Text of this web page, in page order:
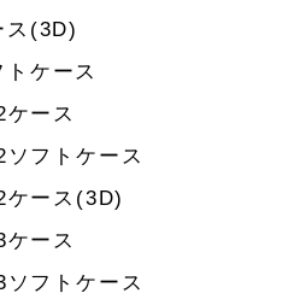
ス(3D)
ケース
ース
フトケース
ース(3D)
ース
フトケース